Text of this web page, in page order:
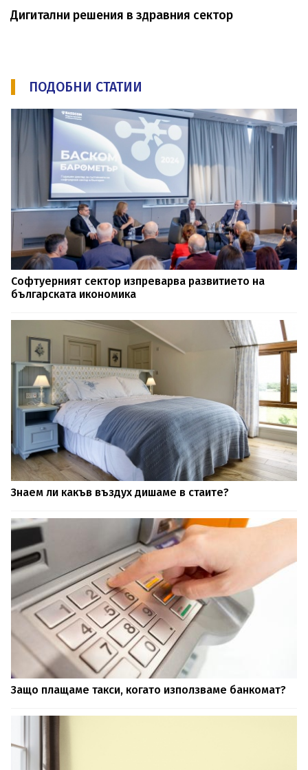
Дигитални решения в здравния сектор
ПОДОБНИ СТАТИИ
Софтуерният сектор изпреварва развитието на
българската икономика
Знаем ли какъв въздух дишаме в стаите?
Защо плащаме такси, когато използваме банкомат?